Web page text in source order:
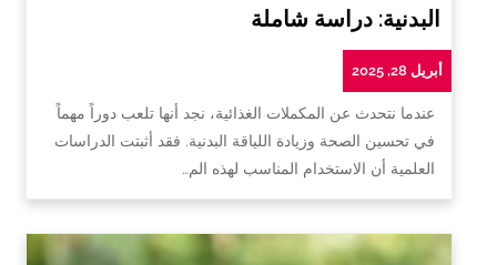
البدنية: دراسة شاملة
أبريل 28, 2025
عندما نتحدث عن المكملات الغذائية، نجد أنها تلعب دوراً مهماً
في تحسين الصحة وزيادة اللياقة البدنية. فقد أثبتت الدراسات
العلمية أن الاستخدام المناسب لهذه الم…